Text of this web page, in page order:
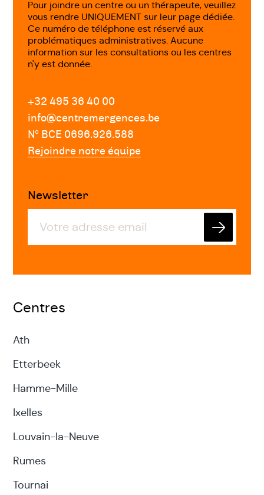
équipe et gestion harmonieuse des
éventuelles difficultés relationnelles en
son sein?
matière d'autonomie - autogestion -
communication et gestion des relations
à distance
Gérer son stress
Trouver son équilibre entre la vie privée
et la vie professionnelle
Apprivoiser les "New Ways of Working" :
Pour joindre un centre ou un thérapeute, veuillez
vous rendre UNIQUEMENT sur leur page dédiée.
Ce numéro de téléphone est réservé aux
problématiques administratives. Aucune
information sur les consultations ou les centres
n'y est donnée.
+32 495 36 40 00
info@centremergences.be
Nº BCE 0696.926.588
Rejoindre notre équipe
Newsletter
Centres
Ath
Etterbeek
Hamme-Mille
Ixelles
Louvain-la-Neuve
Rumes
Tournai